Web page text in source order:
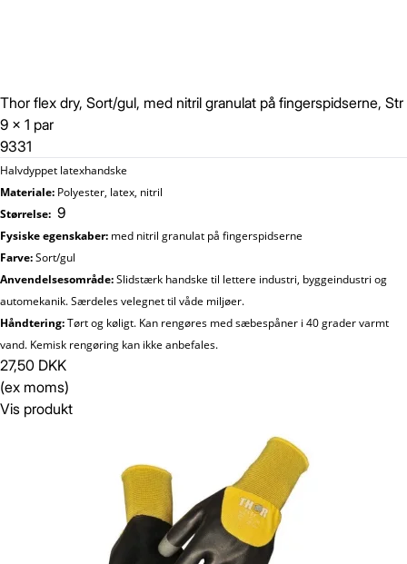
Thor flex dry, Sort/gul, med nitril granulat på fingerspidserne, Str
9 x 1 par
9331
Halvdyppet latexhandske
Materiale: Polyester, latex, nitril
Størrelse: 9
Fysiske egenskaber: med nitril granulat på fingerspidserne
Farve:Sort/gul
Anvendelsesområde:Slidstærk handske til lettere industri, byggeindustri og
automekanik. Særdeles velegnet til våde miljøer.
Håndtering:Tørt og køligt. Kan rengøres med sæbespåner i 40 grader varmt
vand. Kemisk rengøring kan ikke anbefales.
27,50 DKK
(ex moms)
Vis produkt